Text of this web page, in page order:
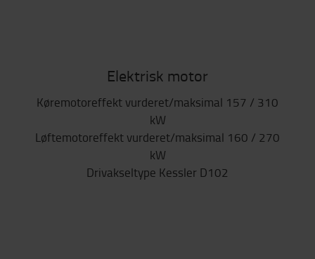
Elektrisk motor
Køremotoreffekt vurderet/maksimal 157 / 310
kW
Løftemotoreffekt vurderet/maksimal 160 / 270
kW
Drivakseltype Kessler D102